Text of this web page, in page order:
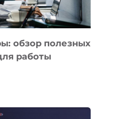
обзор полезных
работы